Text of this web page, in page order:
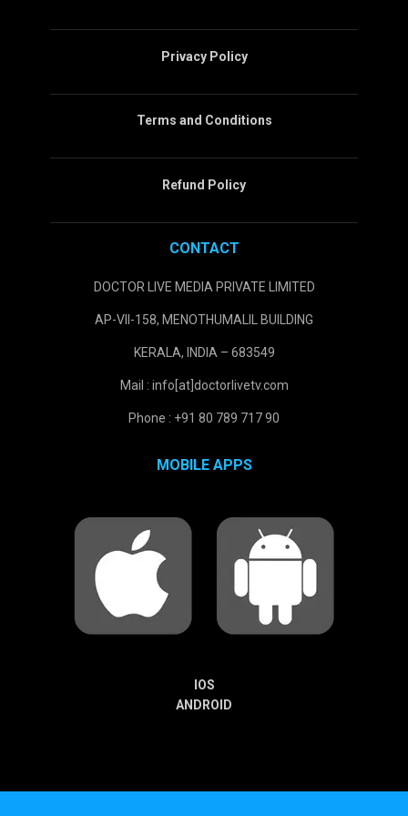
Privacy Policy
Terms and Conditions
Refund Policy
CONTACT
DOCTOR LIVE MEDIA PRIVATE LIMITED
AP-VII-158, MENOTHUMALIL BUILDING
KERALA, INDIA – 683549
Mail : info[at]doctorlivetv.com
Phone : +91 80 789 717 90
MOBILE APPS
IOS
ANDROID